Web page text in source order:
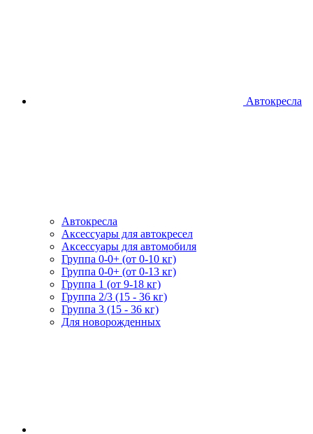
Автокресла
Автокресла
Аксессуары для автокресел
Аксессуары для автомобиля
Группа 0-0+ (от 0-10 кг)
Группа 0-0+ (от 0-13 кг)
Группа 1 (от 9-18 кг)
Группа 2/3 (15 - 36 кг)
Группа 3 (15 - 36 кг)
Для новорожденных